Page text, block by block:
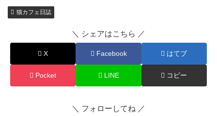
猫カフェ日誌
＼ シェアはこちら ／
X Facebook はてブ
Pocket LINE コピー
＼ フォローしてね ／